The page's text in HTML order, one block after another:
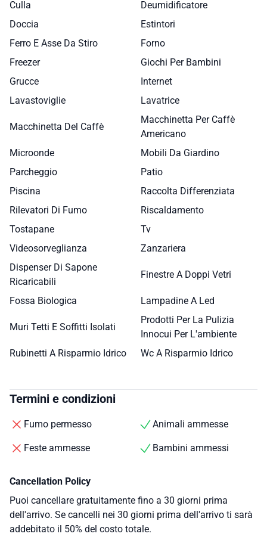
Culla
Deumidificatore
Doccia
Estintori
Ferro E Asse Da Stiro
Forno
Freezer
Giochi Per Bambini
Grucce
Internet
Lavastoviglie
Lavatrice
Macchinetta Del Caffè
Macchinetta Per Caffè
Americano
Microonde
Mobili Da Giardino
Parcheggio
Patio
Piscina
Raccolta Differenziata
Rilevatori Di Fumo
Riscaldamento
Tostapane
Tv
Videosorveglianza
Zanzariera
Dispenser Di Sapone
Ricaricabili
Finestre A Doppi Vetri
Fossa Biologica Lampadine A Led
Muri Tetti E Soffitti Isolati
Prodotti Per La Pulizia
Innocui Per L'ambiente
Rubinetti A Risparmio Idrico
Wc A Risparmio Idrico
Termini e condizioni
Fumo permesso Animali ammesse
Feste ammesse Bambini ammessi
Cancellation Policy
Puoi cancellare gratuitamente fino a 30 giorni prima
dell'arrivo. Se cancelli nei 30 giorni prima dell'arrivo ti sarà
addebitato il 50% del costo totale.